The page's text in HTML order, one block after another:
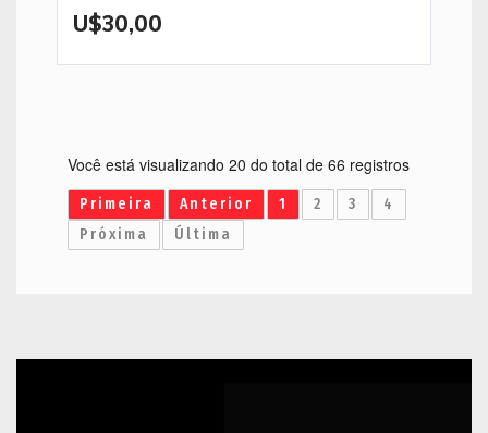
U$30,00
Você está visualizando 20 do total de 66 registros
Primeira Anterior 1 2 3
4
Próxima
Última